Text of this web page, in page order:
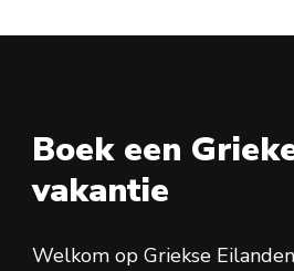
Boek een
vakantie
Welkom op Griekse